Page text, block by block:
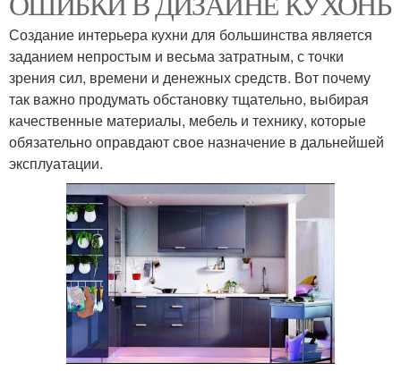
Создание интерьера кухни для большинства является
заданием непростым и весьма затратным, с точки
зрения сил, времени и денежных средств. Вот почему
так важно продумать обстановку тщательно, выбирая
качественные материалы, мебель и технику, которые
обязательно оправдают свое назначение в дальнейшей
эксплуатации.